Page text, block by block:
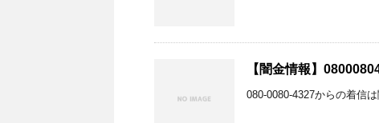
【闇金情報】
080-0080-4327からの着信